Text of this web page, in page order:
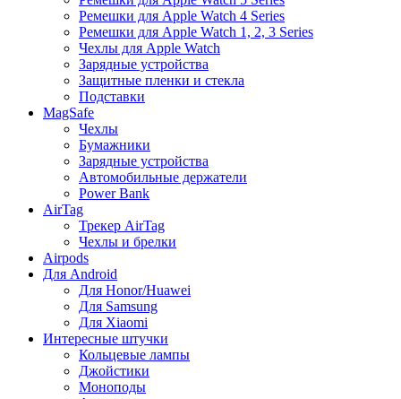
Ремешки для Apple Watch 4 Series
Ремешки для Apple Watch 1, 2, 3 Series
Чехлы для Apple Watch
Зарядные устройства
Защитные пленки и стекла
Подставки
MagSafe
Чехлы
Бумажники
Зарядные устройства
Автомобильные держатели
Power Bank
AirTag
Трекер AirTag
Чехлы и брелки
Airpods
Для Android
Для Honor/Huawei
Для Samsung
Для Xiaomi
Интересные штучки
Кольцевые лампы
Джойстики
Моноподы